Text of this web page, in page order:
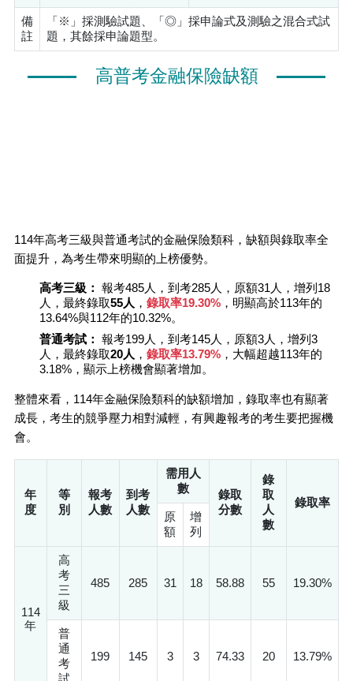
備
註
「※」採測驗試題、「◎」採申論式及測驗之混合式試
題，其餘採申論題型。
高普考金融保險缺額
114年高考三級與普通考試的金融保險類科，缺額與錄取率全
面提升，為考生帶來明顯的上榜優勢。
高考三級： 報考485人，到考285人，原額31人，增列18
人，最終錄取55人 ， 錄取率19.30%，明顯高於113年的
13.64%與112年的10.32%。
普通考試： 報考199人，到考145人，原額3人，增列3
人，最終錄取20人 ， 錄取率13.79%，大幅超越113年的
3.18%，顯示上榜機會顯著增加。
整體來看，114年金融保險類科的缺額增加，錄取率也有顯著
成長，考生的競爭壓力相對減輕，有興趣報考的考生要把握機
會。
年
度
等
別
報考
人數
到考
人數
需用人
數
錄取
分數
錄
取
人
數
錄取率
原
額
增
列
114
年
高
考
三
級
485 285 31 18 58.88 55 19.30%
普
通
考
199 145 3 3 74.33 20 13.79%